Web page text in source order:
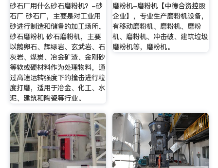
砂石厂用什么砂石磨粉机？-砂
石厂 砂石厂，主要是对工业用
砂进行制造和储备的加工场所。
砂石磨粉机 砂石磨粉机，主要
以鹅卵石、辉绿岩、玄武岩、石
灰岩、煤炭、冶金矿渣、金刚砂
等软或硬材料作为处理物料，通
过高速运转强度下的撞击进行粒
度打磨，适用于冶金、化工、水
泥、建筑和陶瓷等行业。
磨粉机-磨粉机【中德合资控股
企业】，专业生产磨粉机设备，
有移动磨粉机、磨粉机、磨粉
机、磨粉机、冲击破、建筑垃圾
磨粉机等，磨粉机。